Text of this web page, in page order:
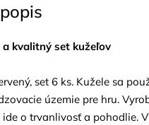
a kvalitný set kužeľov
set 6 ks. Kužele sa
územie pre hru.
ide o trvanlivosť a pohodlie.